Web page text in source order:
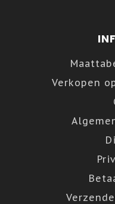
Verkopen